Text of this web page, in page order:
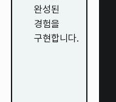
완성된
경험을
구현합니다.